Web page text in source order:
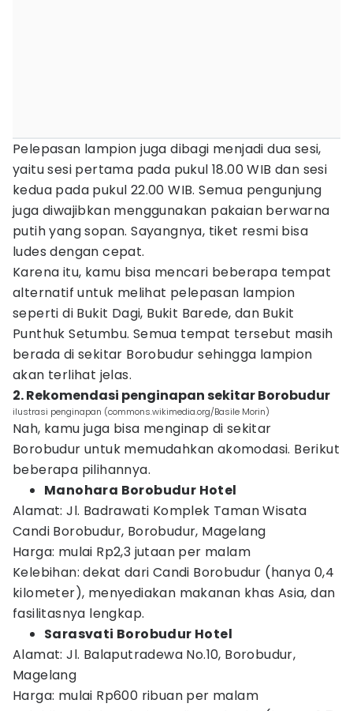
Pelepasan lampion juga dibagi menjadi dua sesi,
yaitu sesi pertama pada pukul 18.00 WIB dan sesi
kedua pada pukul 22.00 WIB. Semua pengunjung
juga diwajibkan menggunakan pakaian berwarna
putih yang sopan. Sayangnya, tiket resmi bisa
ludes dengan cepat.
Karena itu, kamu bisa mencari beberapa tempat
alternatif untuk melihat pelepasan lampion
seperti di Bukit Dagi, Bukit Barede, dan Bukit
Punthuk Setumbu. Semua tempat tersebut masih
berada di sekitar Borobudur sehingga lampion
akan terlihat jelas.
2. Rekomendasi penginapan sekitar Borobudur
ilustrasi penginapan (commons.wikimedia.org/Basile Morin)
Nah, kamu juga bisa menginap di sekitar
Borobudur untuk memudahkan akomodasi. Berikut
beberapa pilihannya.
Manohara Borobudur Hotel
Alamat: Jl. Badrawati Komplek Taman Wisata
Candi Borobudur, Borobudur, Magelang
Harga: mulai Rp2,3 jutaan per malam
Kelebihan: dekat dari Candi Borobudur (hanya 0,4
kilometer), menyediakan makanan khas Asia, dan
fasilitasnya lengkap.
Sarasvati Borobudur Hotel
Alamat: Jl. Balaputradewa No.10, Borobudur,
Magelang
Harga: mulai Rp600 ribuan per malam